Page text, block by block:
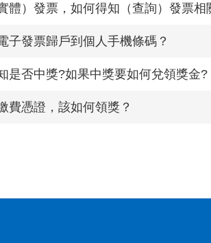
體）發票，如何得知（查詢）發票相
子發票歸戶到個人手機條碼？
是否中獎?如果中獎要如何兌領獎金?
費憑證，該如何領獎？